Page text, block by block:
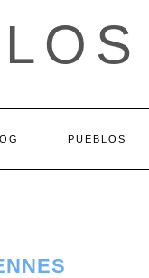
PUEBLOS